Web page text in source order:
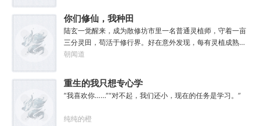
间。
开。”“真的，我已经开过无数次了。”“还有，你们真得快
点，我没时间了。”“没时间？”男人呵呵一笑。“你很忙
吗？”“很忙。”林序点点头。“我得去毁灭下一个世界了。”
你们修仙，我种田
陆玄一觉醒来，成为散修坊市里一名普通灵植师，守着一亩
三分灵田，苟活于修行界。好在意外发现，每有灵植成熟，
自己便能得到额外奖励。收获剑草一株，获得剑丸一枚。收
焰丹丹方一张。……从此，他便安分守住自家灵田，坐看修
行界风起云涌，沧海桑田。“什么切磋斗法，秘境探索，寻仙
缘，得法宝……通通与我无关！”“我只想安安静静的种田。”
朝闻道
重生的我只想专心学
习
“我喜欢你……”“对不起，我们还小，现在的任务是学习。”
纯纯的橙